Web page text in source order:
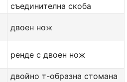
съединителна скоба
двоен нож
ренде с двоен нож
двойно т-образна стомана